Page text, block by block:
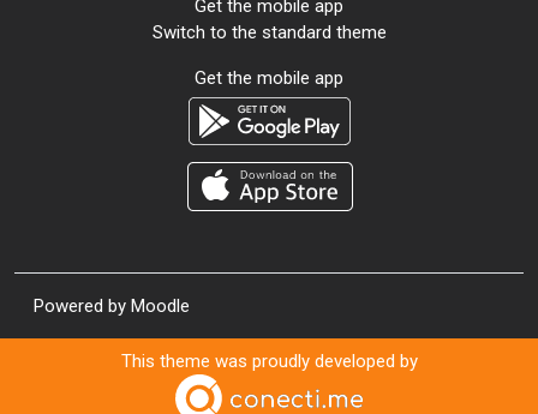
Get the mobile app
Switch to the standard theme
Get the mobile app
Powered by Moodle
This theme was proudly developed by